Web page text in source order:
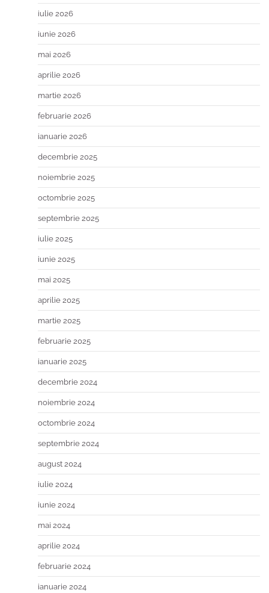
iulie 2026
iunie 2026
mai 2026
aprilie 2026
martie 2026
februarie 2026
ianuarie 2026
decembrie 2025
noiembrie 2025
octombrie 2025
septembrie 2025
iulie 2025
iunie 2025
mai 2025
aprilie 2025
martie 2025
februarie 2025
ianuarie 2025
decembrie 2024
noiembrie 2024
octombrie 2024
septembrie 2024
august 2024
iulie 2024
iunie 2024
mai 2024
aprilie 2024
februarie 2024
ianuarie 2024